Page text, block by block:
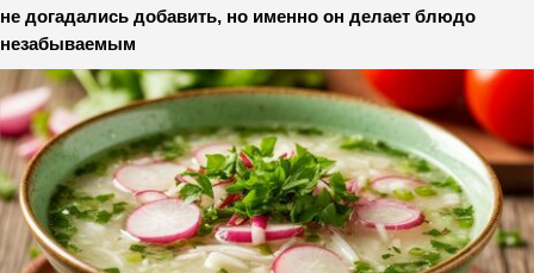
не догадались добавить, но именно он делает блюдо
незабываемым